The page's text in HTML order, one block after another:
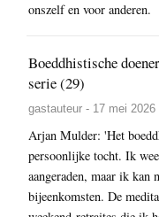
onszelf en voor anderen.
Boeddhistische
serie (29)
gastauteur - 17 mei 2026
Arjan Mulder: 'Het
persoonlijke tocht. Ik
aangeraden, maar ik kan
bijeenkomsten. De